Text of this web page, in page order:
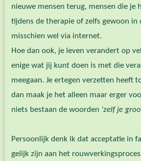
nieuwe mensen terug, mensen die je
tijdens de therapie of zelfs gewoon in
misschien wel via internet.
Hoe dan ook, je leven verandert op
enige wat jij kunt doen is met die
meegaan. Je ertegen verzetten heeft
dan maak je het alleen maar erger
niets bestaan de woorden 'zelf je
Persoonlijk denk ik dat acceptatie in
gelijk zijn aan het